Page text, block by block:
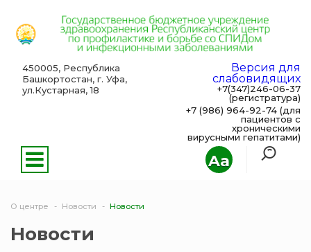
Aa
450005, Республика
Башкортостан, г. Уфа,
ул.Кустарная, 18
Версия для
слабовидящих
+7(347)246-06-37
(регистратура)
+7 (986) 964-92-74 (для
пациентов с
хроническими
вирусными гепатитами)
О центре Новости Новости
Новости